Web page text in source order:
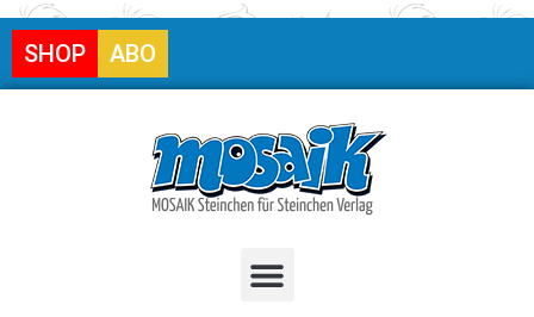
SHOP ABO